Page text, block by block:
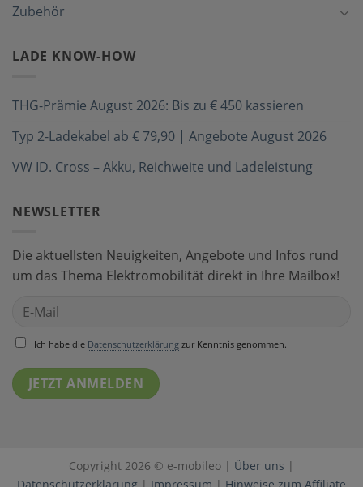
Zubehör
LADE KNOW-HOW
THG-Prämie August 2026: Bis zu € 450 kassieren
Typ 2-Ladekabel ab € 79,90 | Angebote August 2026
VW ID. Cross – Akku, Reichweite und Ladeleistung
NEWSLETTER
Die aktuellsten Neuigkeiten, Angebote und Infos rund
um das Thema Elektromobilität direkt in Ihre Mailbox!
Ich habe die Datenschutzerklärungzur Kenntnis genommen.
Copyright 2026 © e-mobileo | Über uns |